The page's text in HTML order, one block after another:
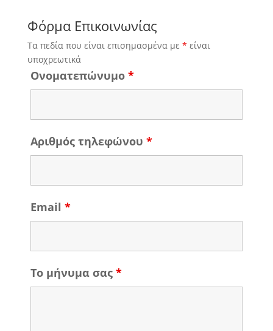
Φόρμα Επικοινωνίας
Τα πεδία που είναι επισημασμένα με * είναι
υποχρεωτικά
Ονοματεπώνυμο *
Αριθμός τηλεφώνου *
Email *
Το μήνυμα σας *